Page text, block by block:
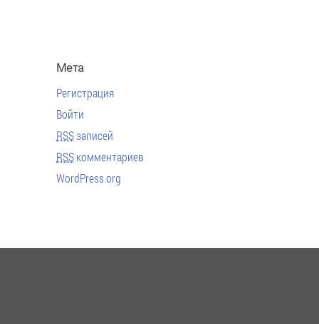
Мета
Регистрация
Войти
RSSзаписей
RSSкомментариев
WordPress.org